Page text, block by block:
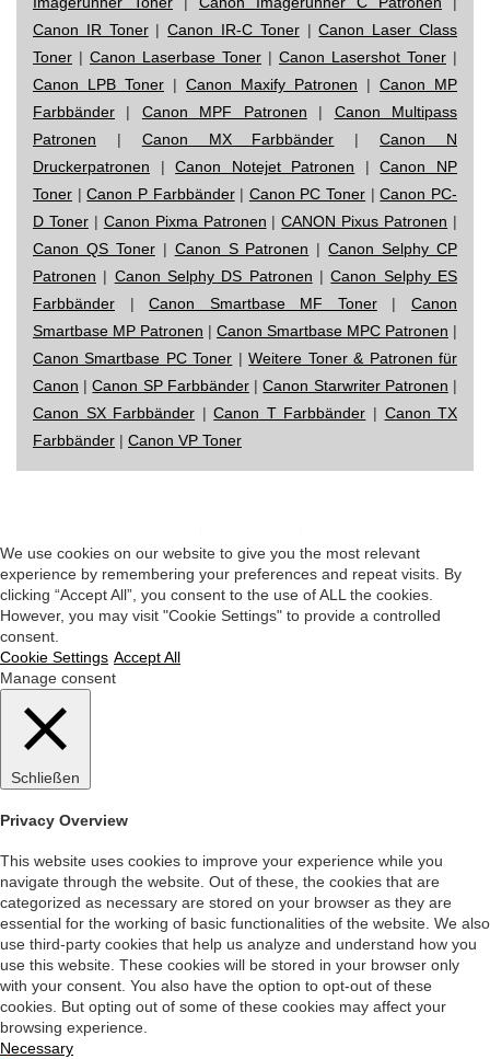
Canon IR Toner|Canon IR-C Toner|Canon Laser Class
Toner | Canon Laserbase Toner | Canon Lasershot Toner |
Canon LPB Toner | Canon Maxify Patronen | Canon MP
Farbbänder | Canon MPF Patronen | Canon Multipass
Patronen | Canon MX Farbbänder |Canon N
Druckerpatronen |Canon Notejet Patronen |Canon NP
Toner |Canon P Farbbänder| Canon PC Toner |Canon PC-
D Toner| Canon Pixma Patronen |CANON Pixus Patronen |
Canon QS Toner| Canon S Patronen |Canon Selphy CP
Patronen | Canon Selphy DS Patronen |Canon Selphy ES
Farbbänder |Canon Smartbase MF Toner|Canon
Smartbase MP Patronen | Canon Smartbase MPC Patronen |
Canon Smartbase PC Toner |Weitere Toner & Patronen für
Canon |Canon SP Farbbänder|Canon Starwriter Patronen |
Canon SX Farbbänder |Canon T Farbbänder | Canon TX
Farbbänder | Canon VP Toner
We use cookies on our website to give you the most relevant
experience by remembering your preferences and repeat visits. By
clicking “Accept All”, you consent to the use of ALL the cookies.
However, you may visit "Cookie Settings" to provide a controlled
consent.
Cookie Settings Accept All
Manage consent
Schließen
Privacy Overview
This website uses cookies to improve your experience while you
navigate through the website. Out of these, the cookies that are
categorized as necessary are stored on your browser as they are
essential for the working of basic functionalities of the website. We also
use third-party cookies that help us analyze and understand how you
use this website. These cookies will be stored in your browser only
with your consent. You also have the option to opt-out of these
cookies. But opting out of some of these cookies may affect your
browsing experience.
Necessary